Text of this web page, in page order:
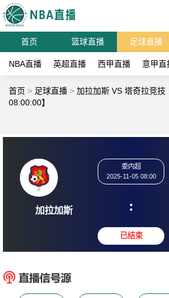
首页 篮球直播 足球直播
NBA直播 英超直播 西甲直播 意甲直
首页 > 足球直播 > 加拉加斯 VS 塔奇拉竞
08:00:00】
2025-11-
: